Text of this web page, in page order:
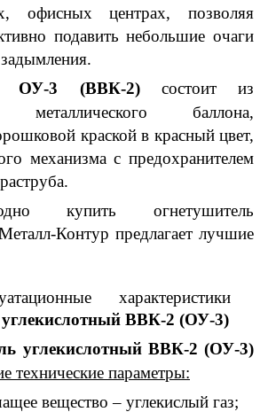
офисных центрах, позволяя
подавить небольшие очаги
ОУ-3 (ВВК-2)состоит из
металлического баллона,
краской в красный цвет,
механизма с предохранителем
купить огнетушитель
Контур предлагает лучшие
характеристики
ВВК-2 (ОУ-3)
углекислотный ВВК-2 (ОУ-3)
технические параметры:
вещество – углекислый газ;